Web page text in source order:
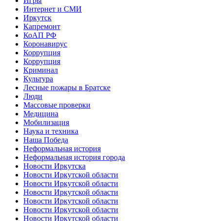
Интернет и СМИ
Иркутск
Капремонт
КоАП РФ
Коронавирус
Коррупция
Коррупция
Криминал
Культура
Лесные пожары в Братске
Люди
Массовые проверки
Медицина
Мобилизация
Наука и техника
Наша Победа
Неформальная история
Неформальная история города
Новости Иркутска
Новости Иркутской области
Новости Иркутской области
Новости Иркутской области
Новости Иркутской области
Новости Иркутской области
Новости Иркутской области